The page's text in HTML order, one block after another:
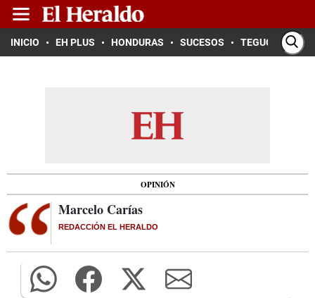
INICIO EH PLUS HONDURAS SUCESOS TEGUCIGALPA
OPINIÓN
Marcelo Carías
REDACCIÓN EL HERALDO